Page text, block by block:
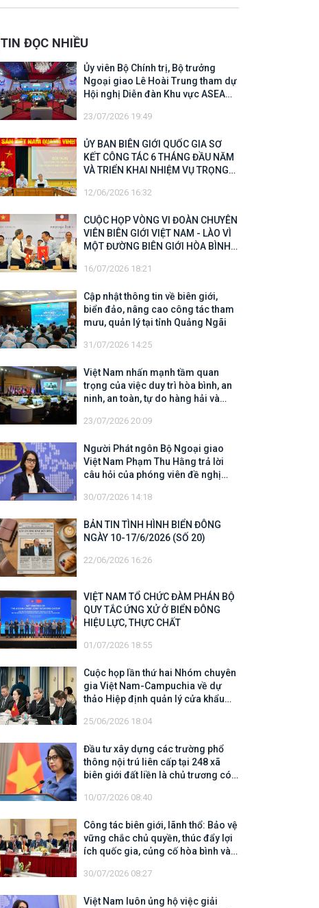
TIN ĐỌC NHIỀU
Ủy viên Bộ Chính trị, Bộ trưởng
Ngoại giao Lê Hoài Trung tham dự
Hội nghị Diễn đàn Khu vực ASEAN
23/07/2026 19:49
ỦY BAN BIÊN GIỚI QUỐC GIA SƠ
KẾT CÔNG TÁC 6 THÁNG ĐẦU NĂM
VÀ TRIỂN KHAI NHIỆM VỤ TRỌNG
12/06/2026 16:32
CUỘC HỌP VÒNG VI ĐOÀN CHUYÊN
VIÊN BIÊN GIỚI VIỆT NAM - LÀO VÌ
MỘT ĐƯỜNG BIÊN GIỚI HÒA BÌNH,
16/07/2026 18:21
Cập nhật thông tin về biên giới,
biển đảo, nâng cao công tác tham
mưu, quản lý tại tỉnh Quảng Ngãi
31/07/2026 14:25
Việt Nam nhấn mạnh tầm quan
trọng của việc duy trì hòa bình, an
ninh, an toàn, tự do hàng hải và
23/07/2026 20:09
Người Phát ngôn Bộ Ngoại giao
Việt Nam Phạm Thu Hằng trả lời
câu hỏi của phóng viên đề nghị
kiếm, cứu hộ các thuyền viên Việt
30/07/2026 14:18
BẢN TIN TÌNH HÌNH BIỂN ĐÔNG
NGÀY 10-17/6/2026 (SỐ 20)
22/06/2026 16:26
VIỆT NAM TỔ CHỨC ĐÀM PHÁN BỘ
QUY TẮC ỨNG XỬ Ở BIỂN ĐÔNG
HIỆU LỰC, THỰC CHẤT
01/07/2026 18:55
Cuộc họp lần thứ hai Nhóm chuyên
gia Việt Nam-Campuchia về dự
thảo Hiệp định quản lý cửa khẩu
25/06/2026 18:04
Đầu tư xây dựng các trường phổ
thông nội trú liên cấp tại 248 xã
biên giới đất liền là chủ trương có
văn sâu sắc
10/07/2026 08:40
Công tác biên giới, lãnh thổ: Bảo vệ
vững chắc chủ quyền, thúc đẩy lợi
ích quốc gia, củng cố hòa bình và
triển
30/07/2026 08:27
Việt Nam luôn ủng hộ việc giải